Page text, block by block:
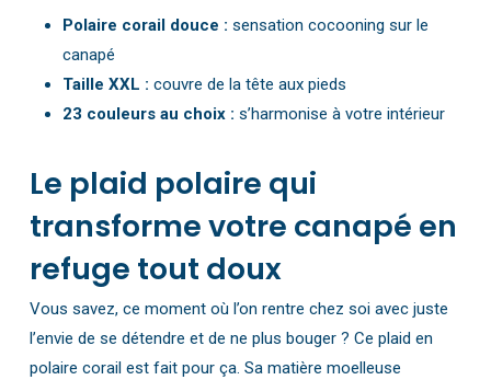
Polaire corail douce : sensation cocooning sur le
canapé
Taille XXL : couvre de la tête aux pieds
23 couleurs au choix : s’harmonise à votre intérieur
Le plaid polaire qui
transforme votre canapé en
refuge tout doux
Vous savez, ce moment où l’on rentre chez soi avec juste
l’envie de se détendre et de ne plus bouger ? Ce plaid en
polaire corail est fait pour ça. Sa matière moelleuse